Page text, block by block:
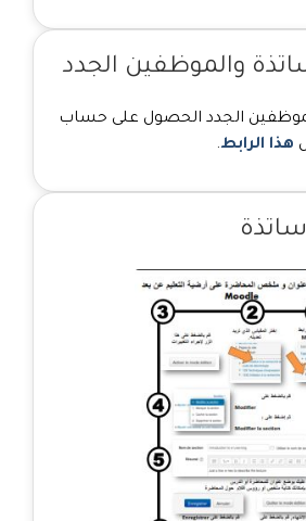
والموظفين الجدد
الجدد الحصول على حساب
هذا الرابط.